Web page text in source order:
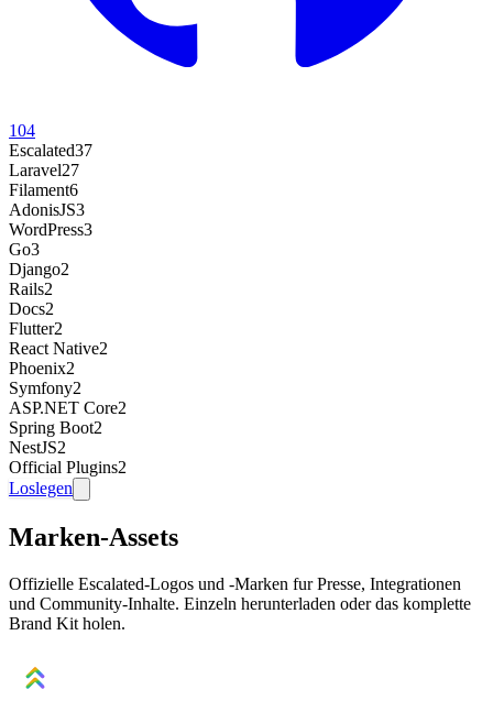
104
Escalated37
Laravel27
Filament6
AdonisJS3
WordPress3
Go3
Django2
Rails2
Docs2
Flutter2
React Native2
Phoenix2
Symfony2
ASP.NET Core2
Spring Boot2
NestJS2
Official Plugins2
Loslegen
Marken-Assets
Offizielle Escalated-Logos und -Marken fur Presse, Integrationen
und Community-Inhalte. Einzeln herunterladen oder das komplette
Brand Kit holen.